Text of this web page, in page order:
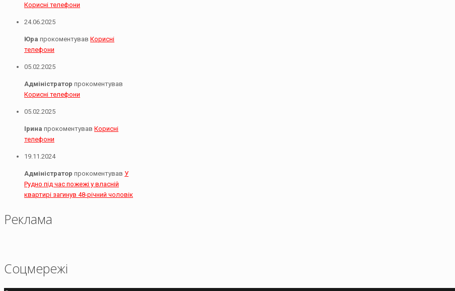
Корисні телефони
24.06.2025
Юра прокоментував Корисні
телефони
05.02.2025
Адміністратор прокоментував
Корисні телефони
05.02.2025
Ірина прокоментував Корисні
телефони
19.11.2024
Адміністратор прокоментував У
Рудно під час пожежі у власній
квартирі загинув 48-річний чоловік
Реклама
Соцмережі